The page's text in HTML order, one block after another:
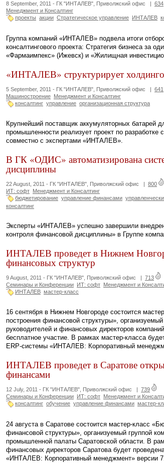
8 September, 2011 - ГК "ИНТАЛЕВ", Приволжский офис | 634
Менеджмент и Консалтинг
проекты акции Стратегическое управление ИНТАЛЕВ
Группа компаний «ИНТАЛЕВ» подвела итоги
консалтингового проекта: Стратегия бизнеса за
«Фармаимпекс» (Ижевск) и «Жилищная
«ИНТАЛЕВ» структурирует
5 September, 2011 - ГК "ИНТАЛЕВ", Приволжский офис | 641
Машиностроение Менеджмент и Консалтинг
консалтинг управление организационная структура
Крупнейший поставщик аккумуляторных батарей
промышленности реализует проект по
совместно с экспертами «ИНТАЛЕВ».
В ГК «ОДИС» автоматизирована
дисциплины
22 August, 2011 - ГК "ИНТАЛЕВ", Приволжский офис | 800
ИТ: софт Менеджмент и Консалтинг
бюджетирование управление финансами
консалтинг
Эксперты «ИНТАЛЕВ» успешно завершили
контроля финансовой дисциплины» в Группе
ИНТАЛЕВ проведет в Нижнем
финансовых структур
9 August, 2011 - ГК "ИНТАЛЕВ", Приволжский офис | 713
Семинары и Конференции ИТ: софт Менеджмент и
ИНТАЛЕВ мастер-класс
16 сентября в Нижнем Новгороде состоится
построения финансовой структуры»,
руководителей и финансовых директоров
бесплатное участие. В рамках мастер-класса
ERP-системы «ИНТАЛЕВ: Корпоративный
ИНТАЛЕВ проведет в Саратове
финансами
12 July, 2011 - ГК "ИНТАЛЕВ", Приволжский офис
739
Семинары и Конференции
ИТ: софт Менеджмент и
консалтинг обучение управление финансами мастер-
24 августа в Саратове состоится мастер-класс
финансовой структуры», организуемый группой
промышленной палаты Саратовской области. В
финансовых директоров Саратова будет
«ИНТАЛЕВ: Корпоративный менеджмент» версии